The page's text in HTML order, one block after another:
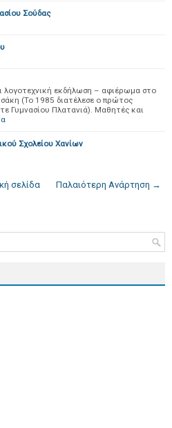
Σούδας
λογοτεχνική εκδήλωση – αφιέρωμα στο
(Το 1985 διατέλεσε ο πρώτος
Γυμνασίου Πλατανιά). Μαθητές και
Σχολείου Χανίων
Παλαιότερη Ανάρτηση →
σελίδα